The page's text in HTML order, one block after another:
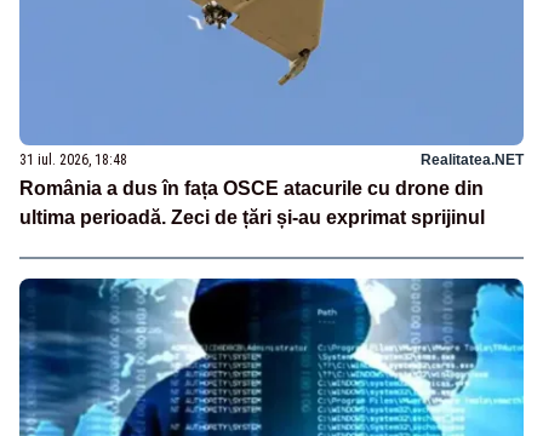
31 iul. 2026, 18:48 Realitatea.NET
România a dus în fața OSCE atacurile cu drone din
ultima perioadă. Zeci de țări și-au exprimat sprijinul